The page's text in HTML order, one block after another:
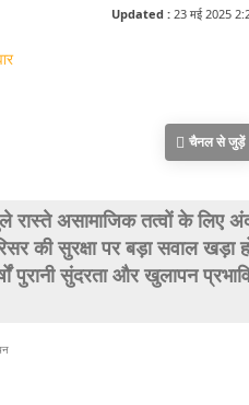
Updated : 23 मई 2025
चैनल से जुड़ें
असामाजिक तत्वों के लिए
की सुरक्षा पर बड़ा सवाल खड़ा
पुरानी सुंदरता और खुलापन